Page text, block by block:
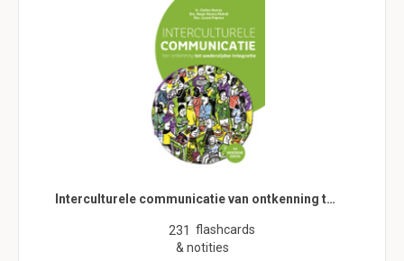
Interculturele communicatie van ontkenning t…
231 flashcards
& notities